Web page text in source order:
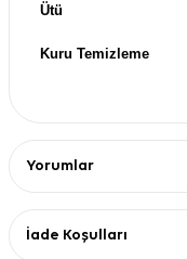
Ütü
Kuru Temizleme
Yorumlar
İade Koşulları